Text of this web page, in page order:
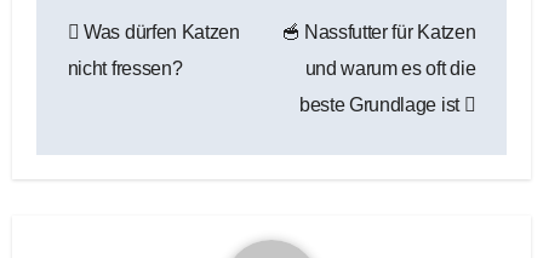
Was dürfen Katzen
nicht fressen?
🥣 Nassfutter für Katzen
und warum es oft die
beste Grundlage ist